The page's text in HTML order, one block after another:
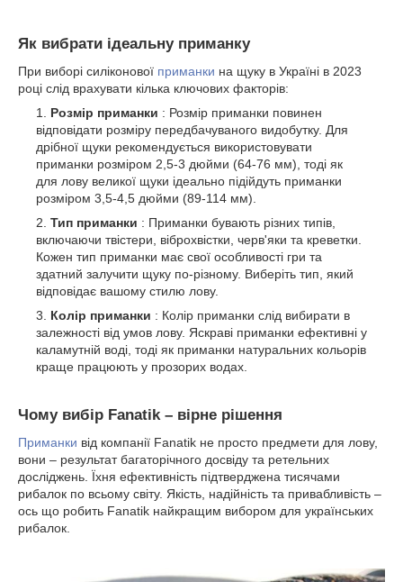
Як вибрати ідеальну приманку
При виборі силіконової приманки на щуку в Україні в 2023
році слід врахувати кілька ключових факторів:
Розмір приманки : Розмір приманки повинен
відповідати розміру передбачуваного видобутку. Для
дрібної щуки рекомендується використовувати
приманки розміром 2,5-3 дюйми (64-76 мм), тоді як
для лову великої щуки ідеально підійдуть приманки
розміром 3,5-4,5 дюйми (89-114 мм).
Тип приманки : Приманки бувають різних типів,
включаючи твістери, віброхвістки, черв'яки та креветки.
Кожен тип приманки має свої особливості гри та
здатний залучити щуку по-різному. Виберіть тип, який
відповідає вашому стилю лову.
Колір приманки : Колір приманки слід вибирати в
залежності від умов лову. Яскраві приманки ефективні у
каламутній воді, тоді як приманки натуральних кольорів
краще працюють у прозорих водах.
Чому вибір Fanatik – вірне рішення
Приманки від компанії Fanatik не просто предмети для лову,
вони – результат багаторічного досвіду та ретельних
досліджень. Їхня ефективність підтверджена тисячами
рибалок по всьому світу. Якість, надійність та привабливість –
ось що робить Fanatik найкращим вибором для українських
рибалок.